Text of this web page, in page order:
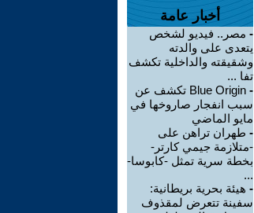
أخبار عامة
- مصر.. فيديو لشخص
يتعدى على والدته
وشقيقته والداخلية تكشف
تفا ...
-
Blue Origin تكشف عن
سبب انفجار صاروخها في
مايو الماضي
- طهران تراهن على
-متلازمة جيمي كارتر-
بخطة سرية تمثل -كابوسا-
...
- هيئة بحرية بريطانية:
سفينة تتعرض لمقذوف